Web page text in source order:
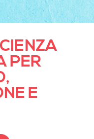
PER
E